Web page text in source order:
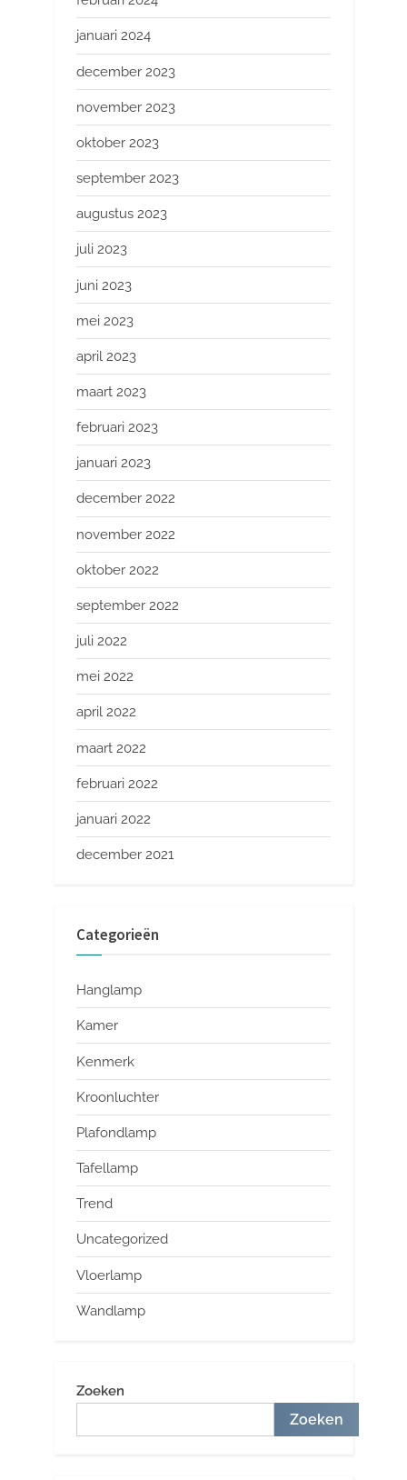
januari 2024
december 2023
november 2023
oktober 2023
september 2023
augustus 2023
juli 2023
juni 2023
mei 2023
april 2023
maart 2023
februari 2023
januari 2023
december 2022
november 2022
oktober 2022
september 2022
juli 2022
mei 2022
april 2022
maart 2022
februari 2022
januari 2022
december 2021
Categorieën
Hanglamp
Kamer
Kenmerk
Kroonluchter
Plafondlamp
Tafellamp
Trend
Uncategorized
Vloerlamp
Wandlamp
Zoeken
Zoeken